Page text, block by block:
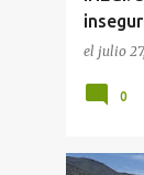
el julio
0